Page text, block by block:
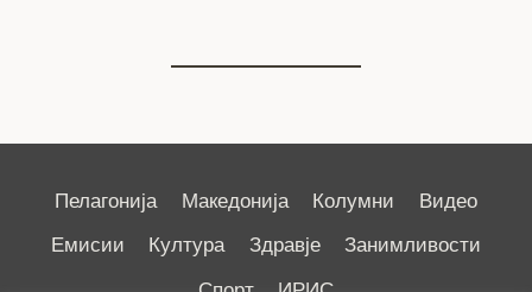
Пелагонија Македонија Колумни
Видео
Емисии
Култура Здравје
Занимливости